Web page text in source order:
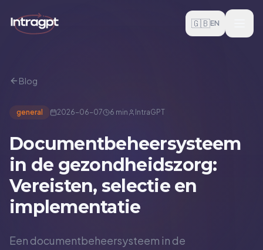
🇬🇧EN
Blog
general 2026-06-07 6 min IntraGPT
Documentbeheersysteem
in de gezondheidszorg:
Vereisten, selectie en
implementatie
Een documentbeheersysteem in de